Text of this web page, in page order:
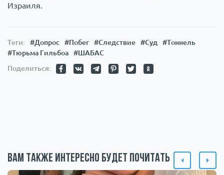
Израиля.
Теги: #Допрос #Побег #Следствие #Суд
#Тоннель
#Тюрьма Гильбоа
#ШАБАС
Поделиться:
Вам также интересно будет почитать